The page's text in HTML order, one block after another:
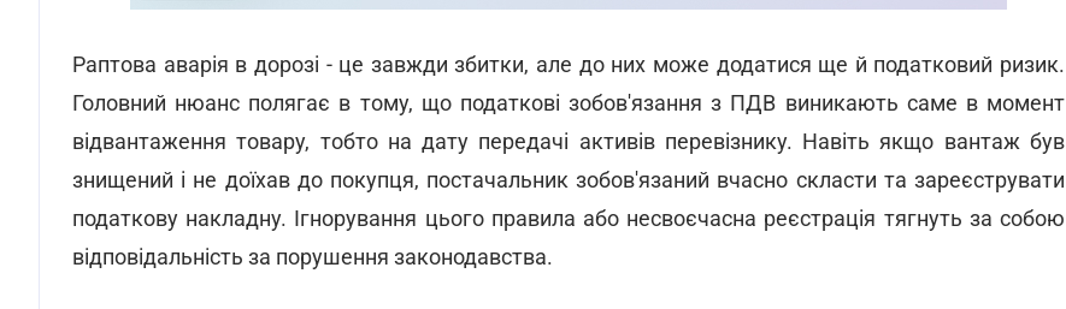
Раптова аварія в дорозі - це завжди збитки, але до них може додатися ще й податковий ризик.
Головний нюанс полягає в тому, що податкові зобов'язання з ПДВ виникають саме в момент
відвантаження товару, тобто на дату передачі активів перевізнику. Навіть якщо вантаж був
знищений і не доїхав до покупця, постачальник зобов'язаний вчасно скласти та зареєструвати
податкову накладну. Ігнорування цього правила або несвоєчасна реєстрація тягнуть за собою
відповідальність за порушення законодавства.